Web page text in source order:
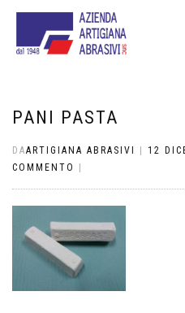
PANI PASTA
DAARTIGIANA ABRASIVI 12
COMMENTO